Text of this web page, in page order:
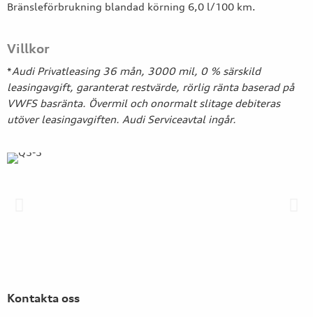
Bränsleförbrukning blandad körning 6,0 l/100 km.
Villkor
*Audi Privatleasing 36 mån, 3000 mil, 0 % särskild
leasingavgift, garanterat restvärde, rörlig ränta baserad på
VWFS basränta. Övermil och onormalt slitage debiteras
utöver leasingavgiften. Audi Serviceavtal ingår.
Kontakta oss